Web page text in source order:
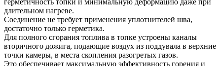
герметичность топки и минимальную деформацию даже при
длительном нагреве.
Соединение не требует применения уплотнителей шва,
достаточно только герметика.
Для полного сгорания топлива в топке устроены каналы
вторичного дожига, подающие воздух из поддувала в верхние
точки камеры, в места скопления разогретых газов.
Это обеспечивает максимальную эффективность горения и